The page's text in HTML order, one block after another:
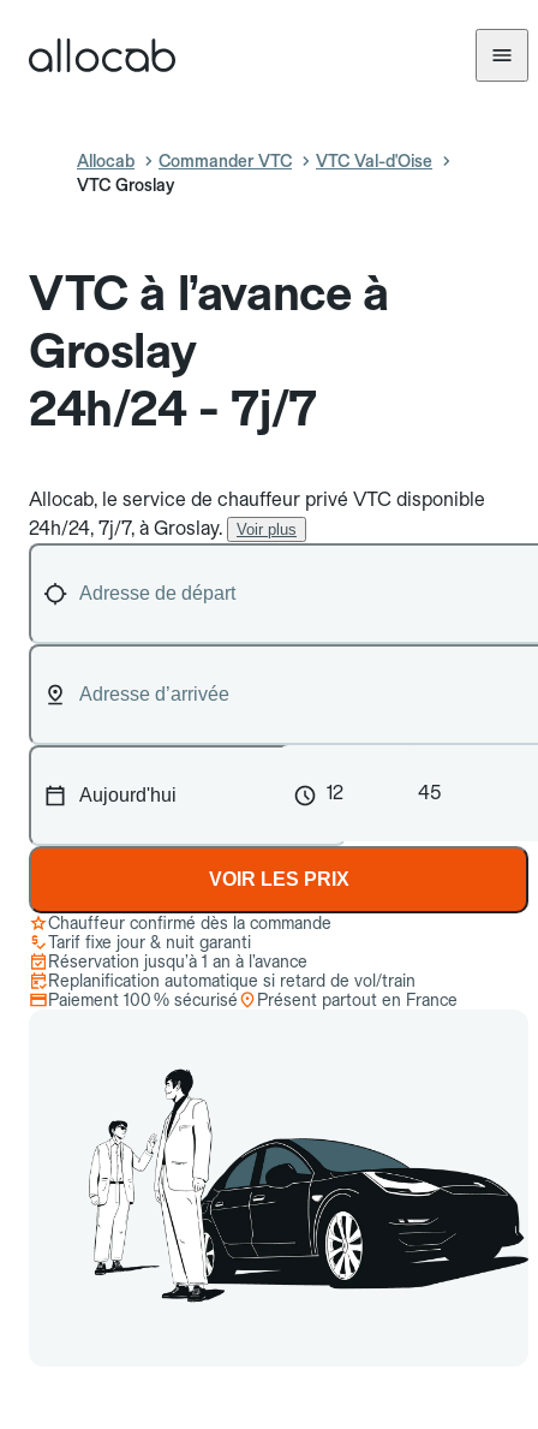
Allocab Commander VTC
VTC Val-d'Oise
VTC Groslay
VTC à l’avance à
Groslay
24h/24 - 7j/7
Allocab, le service de chauffeur privé VTC disponible
24h/24, 7j/7, à Groslay.
Voir plus
12 45
VOIR LES PRIX
Chauffeur confirmé dès la commande
Tarif fixe jour & nuit garanti
Réservation jusqu’à 1 an à l’avance
Replanification automatique si retard de vol/train
Paiement 100 % sécurisé
Présent partout en France